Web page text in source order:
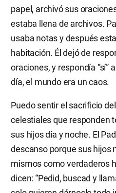
papel, archivó sus
estaba llena de archivos.
usaba notas y después
habitación. Él dejó de
oraciones, y respondía “sí”
día, el mundo era un caos.
Puedo sentir el sacrificio
celestiales que responden
sus hijos día y noche. El
descanso porque sus hijos
mismos como verdaderos
dicen: “Pedid, buscad y